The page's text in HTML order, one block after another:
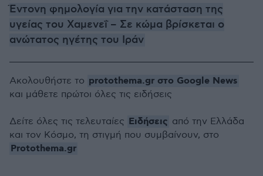
Έντονη φημολογία για την κατάσταση της
υγείας του Χαμενεΐ – Σε κώμα βρίσκεται ο
ανώτατος ηγέτης του Ιράν
Ακολουθήστε το protothema.gr στο Google News
και μάθετε πρώτοι όλες τις ειδήσεις
Δείτε όλες τις τελευταίες Ειδήσεις από την Ελλάδα
και τον Κόσμο, τη στιγμή που συμβαίνουν, στο
Protothema.gr